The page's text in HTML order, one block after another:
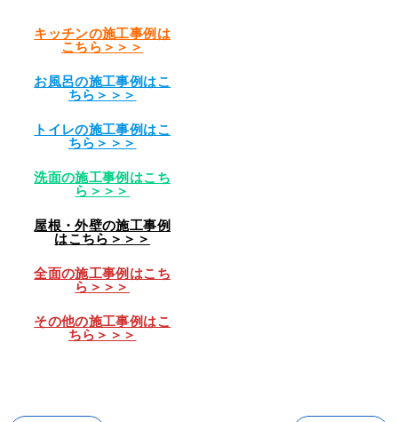
キッチンの施工事例は
こちら＞＞＞
お風呂の施工事例はこ
ちら＞＞＞
トイレの施工事例はこ
ちら＞＞＞
洗面の施工事例はこち
ら＞＞＞
屋根・外壁の施工事例
はこちら＞＞＞
全面の施工事例はこち
ら＞＞＞
その他の施工事例はこ
ちら＞＞＞